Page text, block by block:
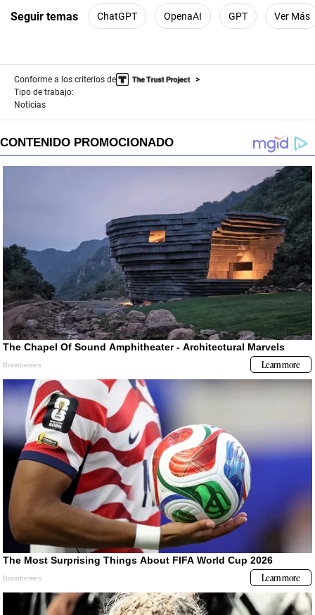
Seguir temas ChatGPT OpenaAI GPT Ver Más
Conforme a los criterios de
Tipo de trabajo:
Noticias